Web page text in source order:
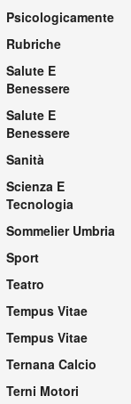
Psicologicamente
Rubriche
Salute E
Benessere
Salute E
Benessere
Sanità
Scienza E
Tecnologia
Sommelier Umbria
Sport
Teatro
Tempus Vitae
Tempus Vitae
Ternana Calcio
Terni Motori